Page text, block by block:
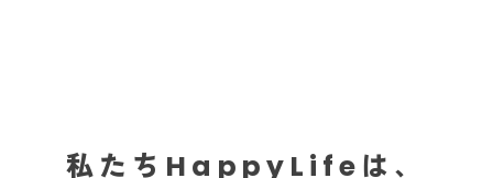
私たち HappyLife は、